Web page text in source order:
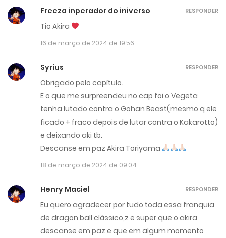
Freeza inperador do iniverso
Tio Akira
16 de março de 2024 de 19:56
RESPONDER
Syrius
Obrigado pelo capítulo.
E o que me surpreendeu no cap foi o Vegeta
tenha lutado contra o Gohan Beast(mesmo q ele
ficado + fraco depois de lutar contra o Kakarotto)
e deixando aki tb.
Descanse em paz Akira Toriyama
18 de março de 2024 de 09:04
RESPONDER
Henry Maciel
Eu quero agradecer por tudo toda essa franquia
de dragon ball clássico,z e super que o akira
descanse em paz e que em algum momento
RESPONDER